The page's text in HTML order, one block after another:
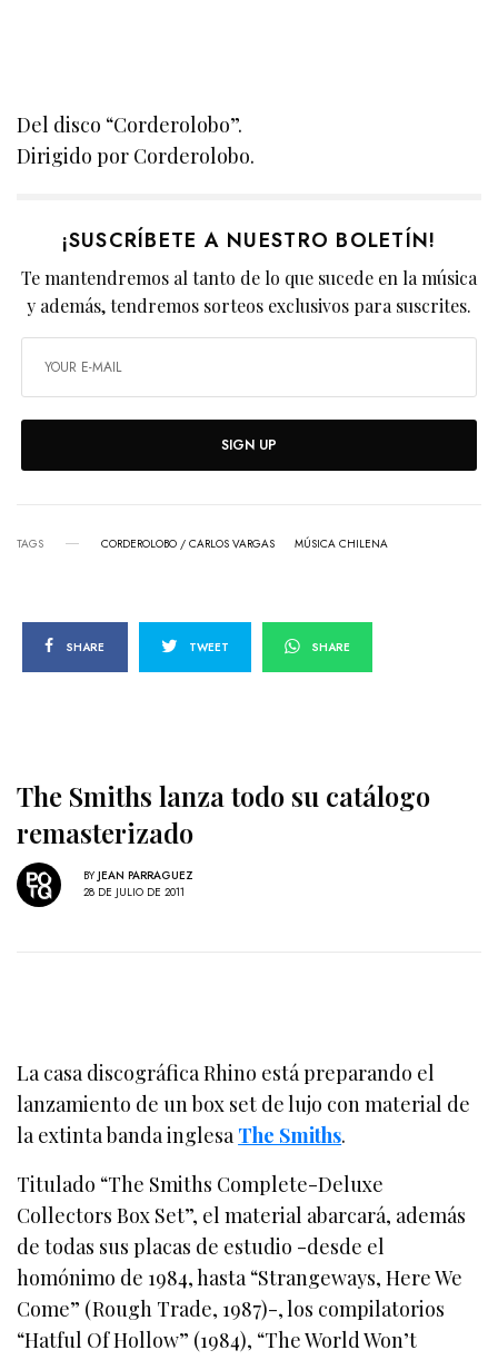
Del disco “Corderolobo”.
Dirigido por Corderolobo.
¡SUSCRÍBETE A NUESTRO BOLETÍN!
Te mantendremos al tanto de lo que sucede en la música
y además, tendremos sorteos exclusivos para suscrites.
SIGN UP
TAGS CORDEROLOBO / CARLOS VARGAS MÚSICA CHILENA
SHARE TWEET SHARE
The Smiths lanza todo su catálogo
remasterizado
BY JEAN PARRAGUEZ
28 DE JULIO DE 2011
La casa discográfica Rhino está preparando el
lanzamiento de un box set de lujo con material de
la extinta banda inglesa The Smiths.
Titulado “The Smiths Complete-Deluxe
Collectors Box Set”, el material abarcará, además
de todas sus placas de estudio -desde el
homónimo de 1984, hasta “Strangeways, Here We
Come” (Rough Trade, 1987)-, los compilatorios
“Hatful Of Hollow” (1984), “The World Won’t